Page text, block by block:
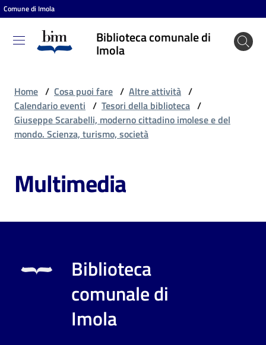
Vai al contenuto
Vai alla navigazione
Vai al footer
Comune di Imola
Biblioteca comunale di
Imola
Biblioteca
comunale
Entra
Cosa
puoi
Home / Cosa puoi fare / Altre attività /
Calendario eventi / Tesori della biblioteca /
Giuseppe Scarabelli, moderno cittadino imolese e del
mondo. Scienza, turismo, società
Multimedia
Biblioteca
comunale di
Imola